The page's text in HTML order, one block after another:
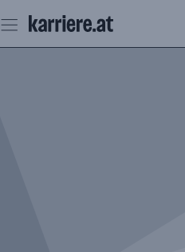
Seiteninhalt
springen